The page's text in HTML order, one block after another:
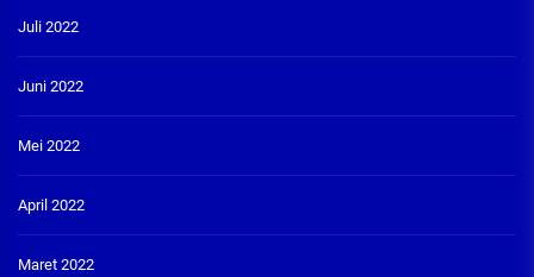
Juli 2022
Juni 2022
Mei 2022
April 2022
Maret 2022